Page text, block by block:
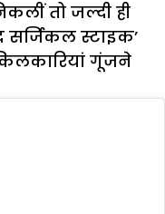
तो जल्दी ही
सर्जिकल स्टाइक’
गूंजने